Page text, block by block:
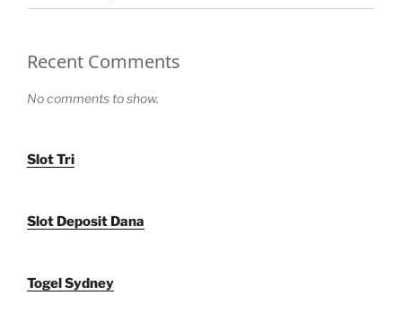
Recent Comments
No comments to show.
Slot Tri
Slot Deposit Dana
Togel Sydney